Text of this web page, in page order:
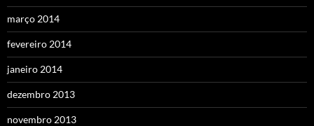
março 2014
fevereiro 2014
janeiro 2014
dezembro 2013
novembro 2013